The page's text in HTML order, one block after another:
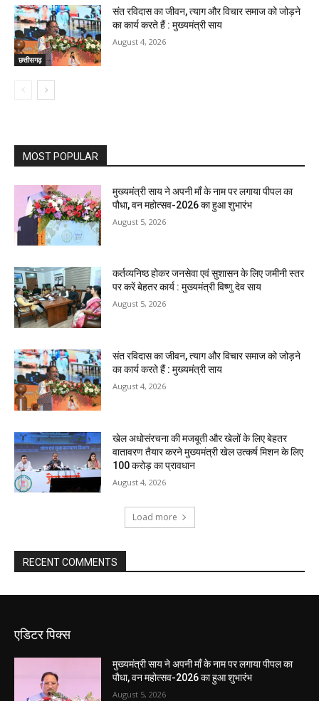
छत्तीसगढ़
संत रविदास का जीवन, त्याग और विचार समाज को जोड़ने
का कार्य करते हैं : मुख्यमंत्री साय
August 4, 2026
MOST POPULAR
मुख्यमंत्री साय ने अपनी माँ के नाम पर लगाया पीपल का
पौधा, वन महोत्सव-2026 का हुआ शुभारंभ
August 5, 2026
कर्तव्यनिष्ठ होकर जनसेवा एवं सुशासन के लिए जमीनी स्तर
पर करें बेहतर कार्य : मुख्यमंत्री विष्णु देव साय
August 5, 2026
संत रविदास का जीवन, त्याग और विचार समाज को जोड़ने
का कार्य करते हैं : मुख्यमंत्री साय
August 4, 2026
खेल अधोसंरचना की मजबूती और खेलों के लिए बेहतर
वातावरण तैयार करने मुख्यमंत्री खेल उत्कर्ष मिशन के लिए
100 करोड़ का प्रावधान
August 4, 2026
Load more
RECENT COMMENTS
एडिटर पिक्स
मुख्यमंत्री साय ने अपनी माँ के नाम पर लगाया पीपल का
पौधा, वन महोत्सव-2026 का हुआ शुभारंभ
August 5, 2026